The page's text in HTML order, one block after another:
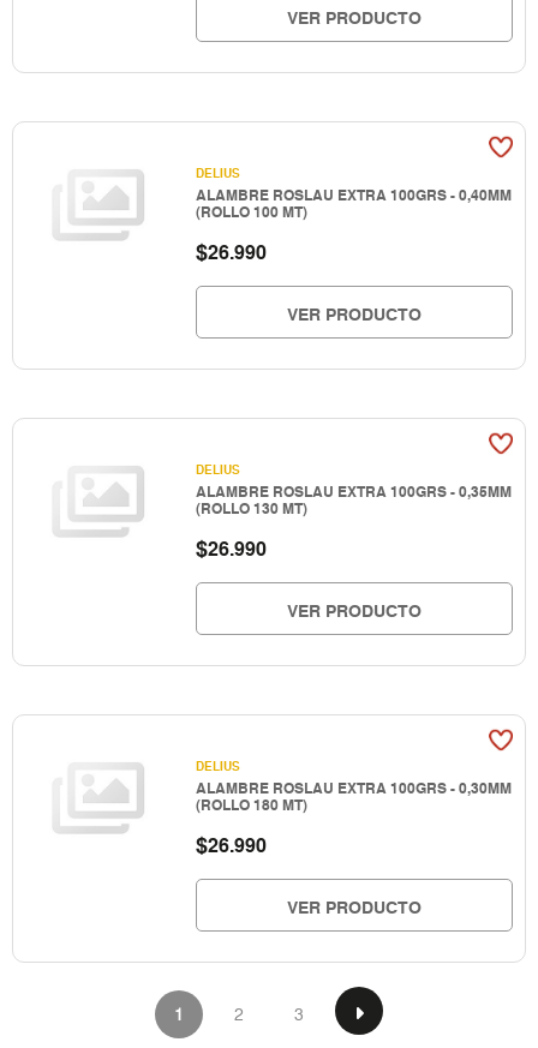
VER PRODUCTO
DELIUS
ALAMBRE ROSLAU EXTRA 100GRS - 0,40MM
(ROLLO 100 MT)
$26.990
VER PRODUCTO
DELIUS
ALAMBRE ROSLAU EXTRA 100GRS - 0,35MM
(ROLLO 130 MT)
$26.990
VER PRODUCTO
DELIUS
ALAMBRE ROSLAU EXTRA 100GRS - 0,30MM
(ROLLO 180 MT)
$26.990
VER PRODUCTO
1 2 3